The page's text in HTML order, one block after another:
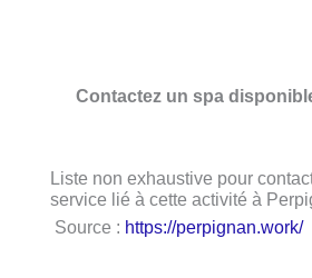
Contactez un spa
Liste non exhaustive pour
service lié à cette activité à
Source : https://perpignan.work/